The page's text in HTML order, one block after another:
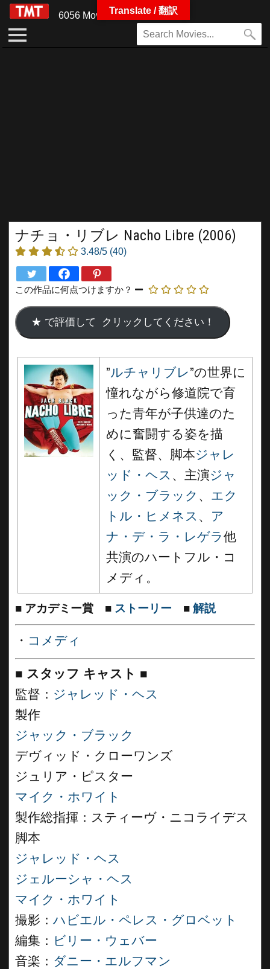
6056 Movies
ナチョ・リブレ Nacho Libre (2006)
3.48/5 (40)
この作品に何点つけますか？
”ルチャリブレ”の世界に
憧れながら修道院で育
った青年が子供達のた
めに奮闘する姿を描
く、監督、脚本ジャレ
ッド・ヘス 、主演ジャ
ック・ブラック 、 エク
トル・ヒメネス 、 ア
ナ・デ・ラ・レゲラ他
共演のハートフル・コ
メディ。
■ アカデミー賞 ■ ストーリー ■ 解説
・ コメディ
■ スタッフ キャスト ■
監督： ジャレッド・ヘス
製作
ジャック・ブラック
デヴィッド・クローワンズ
ジュリア・ピスター
マイク・ホワイト
製作総指揮：スティーヴ・ニコライデス
脚本
ジャレッド・ヘス
ジェルーシャ・ヘス
マイク・ホワイト
撮影： ハビエル・ペレス・グロベット
編集： ビリー・ウェバー
音楽： ダニー・エルフマン
Translate / 翻訳